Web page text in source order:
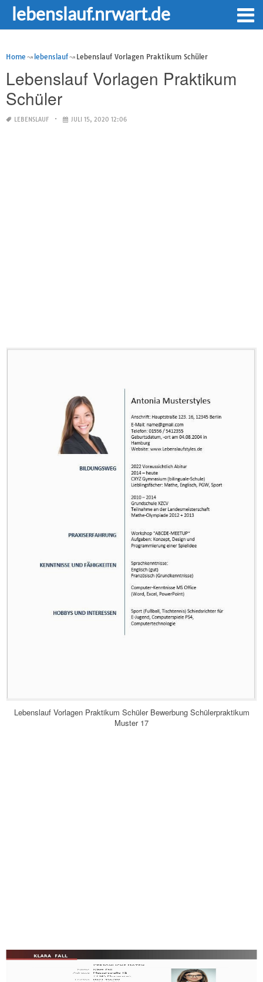
lebenslauf.nrwart.de
Home lebenslauf Lebenslauf Vorlagen Praktikum Schüler
Lebenslauf Vorlagen Praktikum
Schüler
LEBENSLAUF JULI 15, 2020 12:06
Lebenslauf Vorlagen Praktikum Schüler Bewerbung Schülerpraktikum
Muster 17